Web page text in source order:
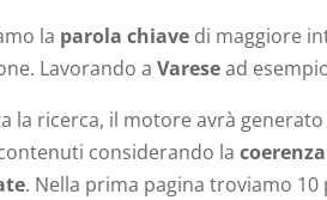
la parola chiave di maggiore
Lavorando aVaresead
la ricerca, il motore avrà
considerando la
. Nella prima pagina troviamo